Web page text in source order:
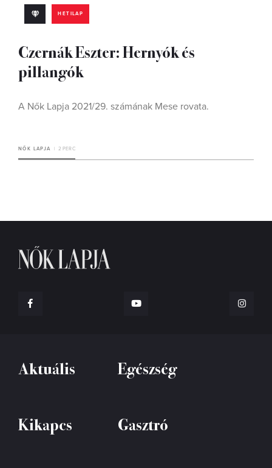
HETILAP
Czernák Eszter: Hernyók és
pillangók
A Nők Lapja 2021/29. számának Mese rovata.
NŐK LAPJA 2 PERC
Aktuális Egészség
Kikapcs Gasztró